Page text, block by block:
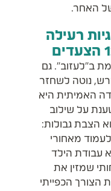
האחר.
רעילה
ב"לעזוב". גם
נוטה לשחזר
האמיתית היא
על שילוב
הצבת גבולות:
מאחורי
עבודת הילד
שמזין את
הכפייתי